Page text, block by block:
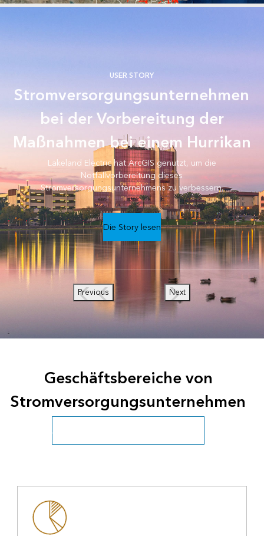
USER STORY
Stromversorgungsunternehmen
bei der Vorbereitung der
Maßnahmen bei einem Hurrikan
Lakeland Electric hat ArcGIS genutzt, um die
Notfallvorbereitung dieses
Stromversorgungsunternehmens zu verbessern.
Die Story lesen
Previous Next
Geschäftsbereiche von
Stromversorgungsunternehmen
Alle Versorgungsunternehmen anzeigen